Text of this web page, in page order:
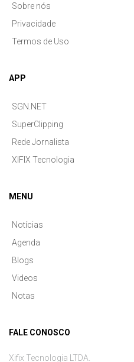
Sobre nós
Privacidade
Termos de Uso
APP
SGN.NET
SuperClipping
Rede Jornalista
XIFIX Tecnologia
MENU
Notícias
Agenda
Blogs
Videos
Notas
FALE CONOSCO
Xifix Tecnologia LTDA.